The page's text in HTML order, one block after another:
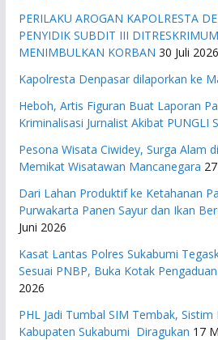
PERILAKU AROGAN KAPOLRESTA
PENYIDIK SUBDIT III
MENIMBULKAN KORBAN 30 Juli 2026
Kapolresta Denpasar dilaporkan ke
Heboh, Artis Figuran Buat Laporan
Kriminalisasi Jurnalist Akibat PUNGLI
Pesona Wisata Ciwidey, Surga Alam
Memikat Wisatawan Mancanegara
Dari Lahan Produktif ke Ketahanan
Purwakarta Panen Sayur dan Ikan
Juni 2026
Kasat Lantas Polres Sukabumi
Sesuai PNBP, Buka Kotak
2026
PHL Jadi Tumbal SIM Tembak, Sistim
Kabupaten Sukabumi Diragukan 17